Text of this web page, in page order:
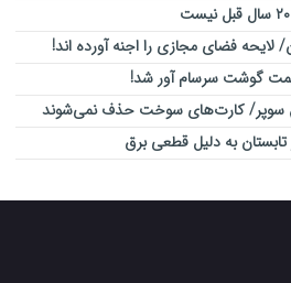
لایحه فضای مجازی را اجنه آورده اند!
گوشت سرسام آور شد!
سوپر/ کارت‌های سوخت حذف نمی‌شوند